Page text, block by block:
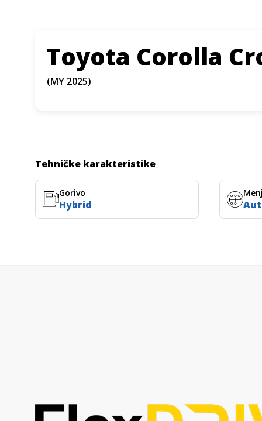
Toyota Corolla
(MY 2025)
Tehničke karakteristike
Gorivo
Hybrid